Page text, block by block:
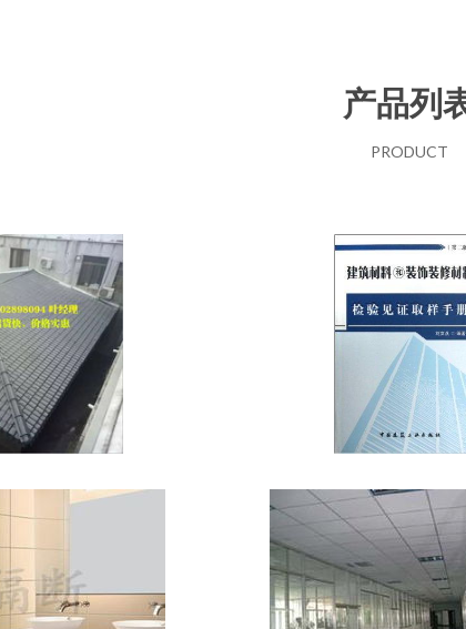
产品列
PRODUCT